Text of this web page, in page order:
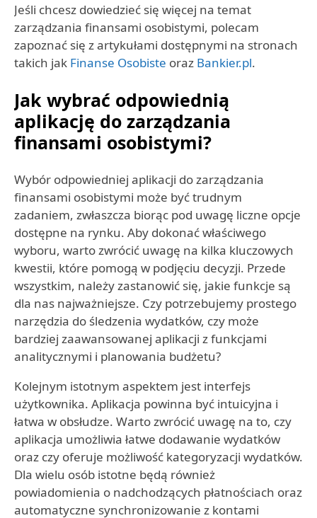
Jeśli chcesz dowiedzieć się więcej na temat
zarządzania finansami osobistymi, polecam
zapoznać się z artykułami dostępnymi na stronach
takich jak Finanse Osobiste oraz Bankier.pl.
Jak wybrać odpowiednią
aplikację do zarządzania
finansami osobistymi?
Wybór odpowiedniej aplikacji do zarządzania
finansami osobistymi może być trudnym
zadaniem, zwłaszcza biorąc pod uwagę liczne opcje
dostępne na rynku. Aby dokonać właściwego
wyboru, warto zwrócić uwagę na kilka kluczowych
kwestii, które pomogą w podjęciu decyzji. Przede
wszystkim, należy zastanowić się, jakie funkcje są
dla nas najważniejsze. Czy potrzebujemy prostego
narzędzia do śledzenia wydatków, czy może
bardziej zaawansowanej aplikacji z funkcjami
analitycznymi i planowania budżetu?
Kolejnym istotnym aspektem jest interfejs
użytkownika. Aplikacja powinna być intuicyjna i
łatwa w obsłudze. Warto zwrócić uwagę na to, czy
aplikacja umożliwia łatwe dodawanie wydatków
oraz czy oferuje możliwość kategoryzacji wydatków.
Dla wielu osób istotne będą również
powiadomienia o nadchodzących płatnościach oraz
automatyczne synchronizowanie z kontami